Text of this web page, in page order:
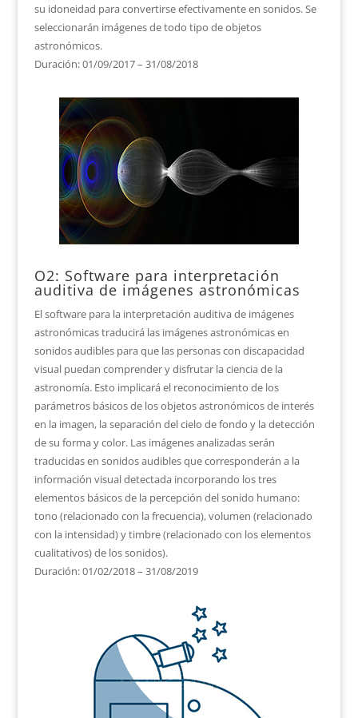
su idoneidad para convertirse efectivamente en sonidos. Se
seleccionarán imágenes de todo tipo de objetos
astronómicos.
Duración: 01/09/2017 – 31/08/2018
O2: Software para interpretación
auditiva de imágenes astronómicas
El software para la interpretación auditiva de imágenes
astronómicas traducirá las imágenes astronómicas en
sonidos audibles para que las personas con discapacidad
visual puedan comprender y disfrutar la ciencia de la
astronomía. Esto implicará el reconocimiento de los
parámetros básicos de los objetos astronómicos de interés
en la imagen, la separación del cielo de fondo y la detección
de su forma y color. Las imágenes analizadas serán
traducidas en sonidos audibles que corresponderán a la
información visual detectada incorporando los tres
elementos básicos de la percepción del sonido humano:
tono (relacionado con la frecuencia), volumen (relacionado
con la intensidad) y timbre (relacionado con los elementos
cualitativos) de los sonidos).
Duración: 01/02/2018 – 31/08/2019